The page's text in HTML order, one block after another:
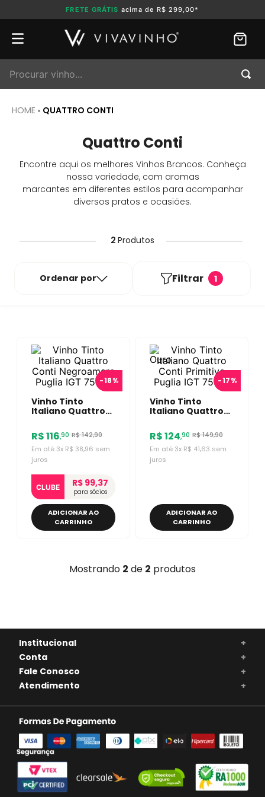
FRETE GRÁTIS acima de R$ 299,00*
QUATTRO CONTI
Quattro Conti
Encontre aqui os melhores Vinhos Brancos. Conheça
nossa variedade, com aromas
marcantes em diferentes estilos para acompanhar
diversos pratos e ocasiões.
2 Produtos
Ordenar por Filtrar 1
-18%
Vinho Tinto
Italiano Quattro
Negroamaro
Puglia IGT 750ml
R$116,90 R$142,90
Em até 3x R$ 38,96 sem
juros
CLUBE R$ 99,37
para sócios
ADICIONAR AO
CARRINHO
-17%
Vinho Tinto
Italiano Quattro
Puglia IGT 750ml
R$124,90 R$149,90
Em até 3x R$ 41,63 sem
juros
ADICIONAR AO
CARRINHO
Mostrando 2 de 2 produtos
Institucional
+
Conta
+
Fale Conosco
+
Atendimento
+